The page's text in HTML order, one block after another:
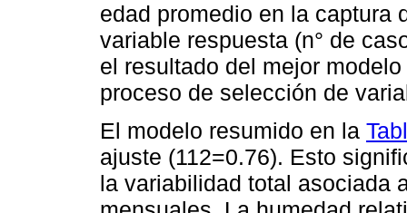
edad promedio en la captura
variable respuesta (n° de
el resultado del mejor
proceso de selección de
El modelo resumido en la
ajuste (112=0.76). Esto
la variabilidad total asociada